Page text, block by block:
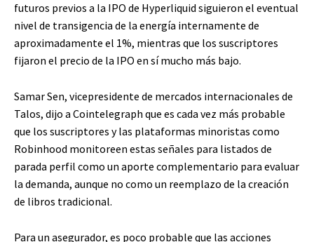
futuros previos a la IPO de Hyperliquid siguieron el eventual
nivel de transigencia de la energía internamente de
aproximadamente el 1%, mientras que los suscriptores
fijaron el precio de la IPO en sí mucho más bajo.
Samar Sen, vicepresidente de mercados internacionales de
Talos, dijo a Cointelegraph que es cada vez más probable
que los suscriptores y las plataformas minoristas como
Robinhood monitoreen estas señales para listados de
parada perfil como un aporte complementario para evaluar
la demanda, aunque no como un reemplazo de la creación
de libros tradicional.
Para un asegurador, es poco probable que las acciones